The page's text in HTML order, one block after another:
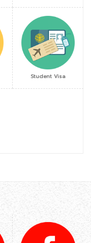
Student Visa